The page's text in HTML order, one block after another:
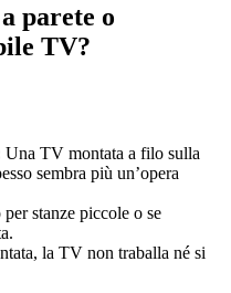
parete o
TV?
Una TV montata a filo sulla
sembra più un’opera
per stanze piccole o se
la TV non traballa né si